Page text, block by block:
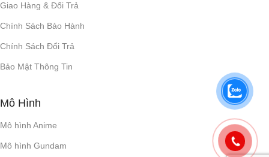
Giao Hàng & Đổi Trả
Chính Sách Bảo Hành
Chính Sách Đổi Trả
Bảo Mật Thông Tin
Mô Hình
Mô hình Anime
Mô hình Gundam